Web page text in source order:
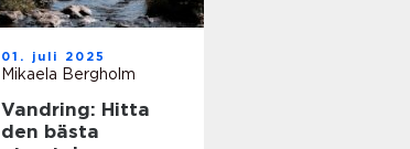
01. juli 2025
Mikaela Bergholm
Vandring: Hitta
den bästa